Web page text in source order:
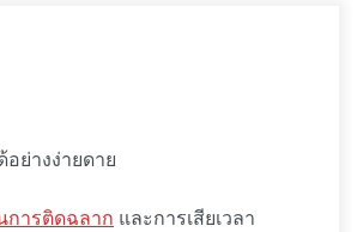
ย่างง่ายดาย
การติดฉลาก และการเสียเวลา